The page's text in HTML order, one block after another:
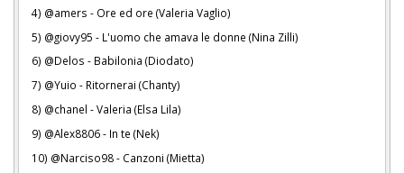
4) @amers - Ore ed ore (Valeria Vaglio)
5) @giovy95 - L'uomo che amava le donne (Nina Zilli)
6) @Delos - Babilonia (Diodato)
7) @Yuio - Ritornerai (Chanty)
8) @chanel - Valeria (Elsa Lila)
9) @Alex8806 - In te (Nek)
10) @Narciso98 - Canzoni (Mietta)